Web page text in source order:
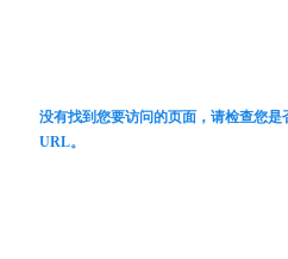
没有找到您要访问的页面，请检查您是
URL。